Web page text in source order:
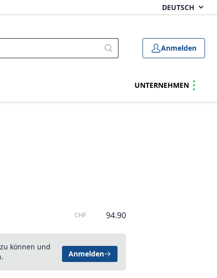
Anmelden
UNTERNEHMEN
CHF 94.90
können und
Anmelden